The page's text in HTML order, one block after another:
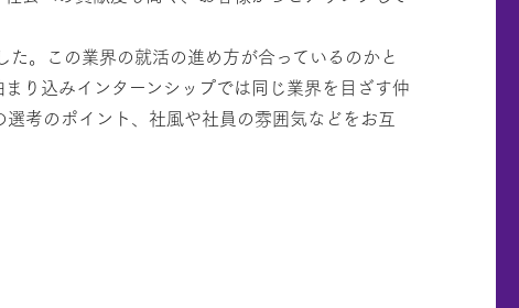
。この業界の就活の進め方が合っているのかと
り込みインターンシップでは同じ業界を目ざす仲
考のポイント、社風や社員の雰囲気などをお互